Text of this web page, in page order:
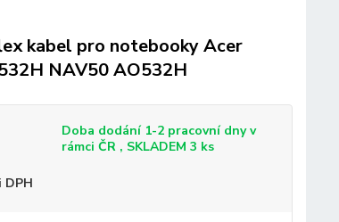
kabel pro notebooky Acer
NAV50 AO532H
Doba dodání 1-2 pracovní dny v
rámci ČR , SKLADEM 3 ks
DPH